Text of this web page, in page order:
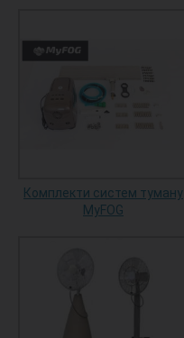
Комплекти систем туману
MyFOG